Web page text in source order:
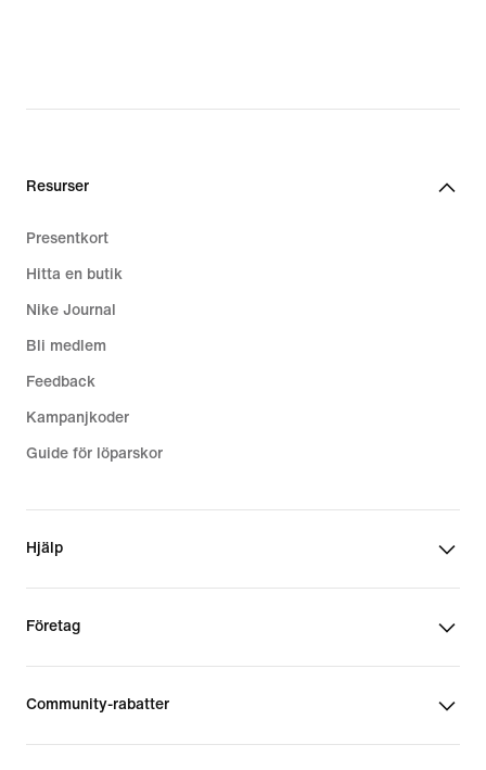
Resurser
Presentkort
Hitta en butik
Nike Journal
Bli medlem
Feedback
Kampanjkoder
Guide för löparskor
Hjälp
Företag
Community-rabatter